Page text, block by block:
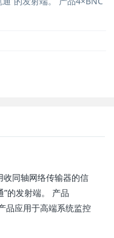
同轴网络传输器的信
的发射端。 产品
应用于高端系统监控